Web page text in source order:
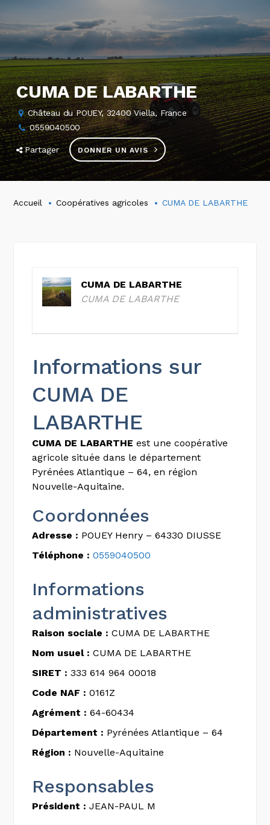
CUMA DE LABARTHE
Château du POUEY, 32400 Viella, France
0559040500
Partager DONNER UN AVIS
Accueil Coopératives agricoles CUMA DE LABARTHE
CUMA DE LABARTHE
CUMA DE LABARTHE
Informations sur
CUMA DE
LABARTHE
CUMA DE LABARTHE est une coopérative
agricole située dans le département
Pyrénées Atlantique – 64, en région
Nouvelle-Aquitaine.
Coordonnées
Adresse : POUEY Henry – 64330 DIUSSE
Téléphone : 0559040500
Informations
administratives
Raison sociale : CUMA DE LABARTHE
Nom usuel : CUMA DE LABARTHE
SIRET : 333 614 964 00018
Code NAF : 0161Z
Agrément : 64-60434
Département : Pyrénées Atlantique – 64
Région : Nouvelle-Aquitaine
Responsables
Président : JEAN-PAUL M